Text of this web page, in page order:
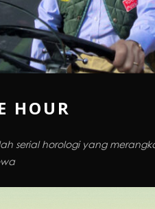
HOUR
serial horologi yang